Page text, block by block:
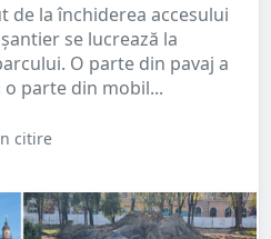
de la închiderea accesului
se lucrează la
O parte din pavaj a
parte din mobil...
citire